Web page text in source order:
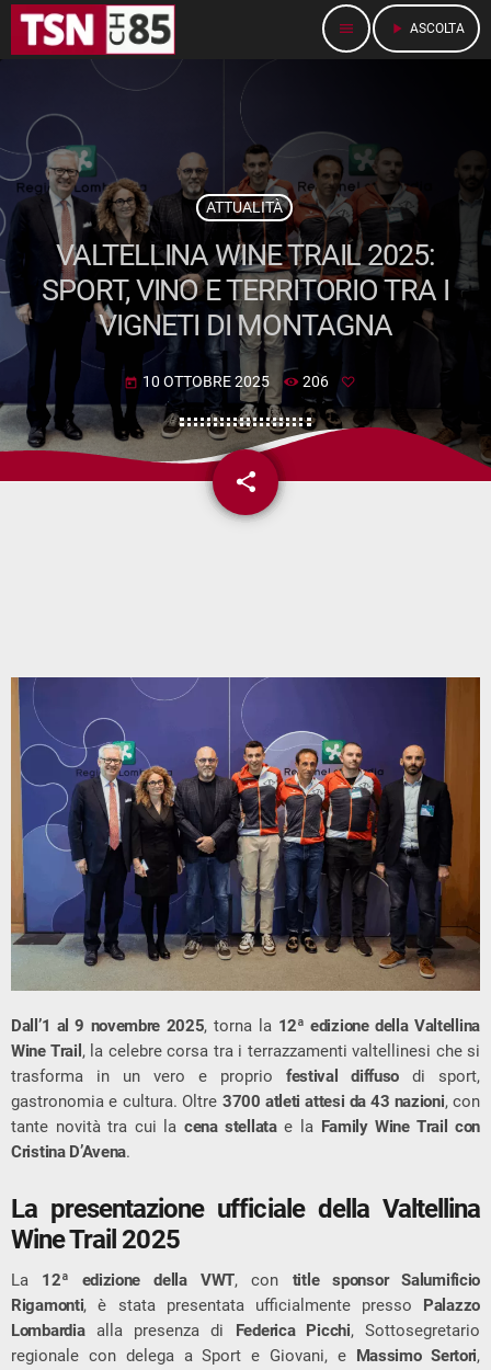
menu play_arrow ASCOLTA
ATTUALITÀ
VALTELLINA WINE TRAIL 2025:
SPORT, VINO E TERRITORIO TRA I
VIGNETI DI MONTAGNA
today 10 OTTOBRE 2025 206
share
email
Dall’1 al 9 novembre 2025, torna la 12ª edizione della Valtellina
Wine Trail , la celebre corsa tra i terrazzamenti valtellinesi che si
trasforma in un vero e proprio festival diffuso di sport,
gastronomia e cultura. Oltre 3700 atleti attesi da 43 nazioni, con
tante novità tra cui la cena stellatae la Family Wine Trail con
Cristina D’Avena.
La presentazione ufficiale della Valtellina
Wine Trail 2025
La 12ª edizione della VWT, con title sponsor Salumificio
Rigamonti, è stata presentata ufficialmente presso Palazzo
Lombardiaalla presenza di Federica Picchi, Sottosegretario
regionale con delega a Sport e Giovani, e Massimo Sertori,